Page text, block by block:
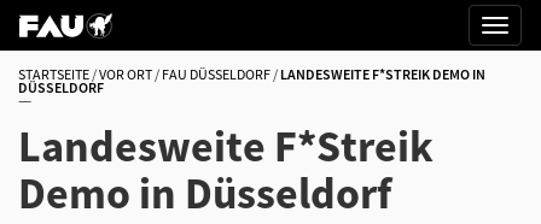
STARTSEITE VOR ORT FAU DÜSSELDORF LANDESWEITE F*STREIK DEMO IN
DÜSSELDORF
Landesweite F*Streik
Demo in Düsseldorf